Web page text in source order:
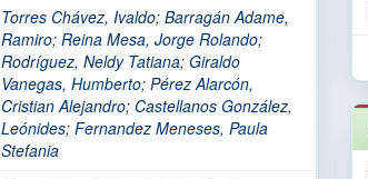
Torres Chávez, Ivaldo; Barragán Adame,
Ramiro; Reina Mesa, Jorge Rolando;
Rodríguez, Neldy Tatiana; Giraldo
Vanegas, Humberto; Pérez Alarcón,
Cristian Alejandro; Castellanos González,
Leónides; Fernandez Meneses, Paula
Stefania